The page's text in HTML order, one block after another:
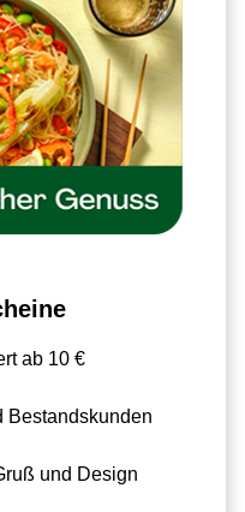
ab 10 €
Bestandskunden
und Design